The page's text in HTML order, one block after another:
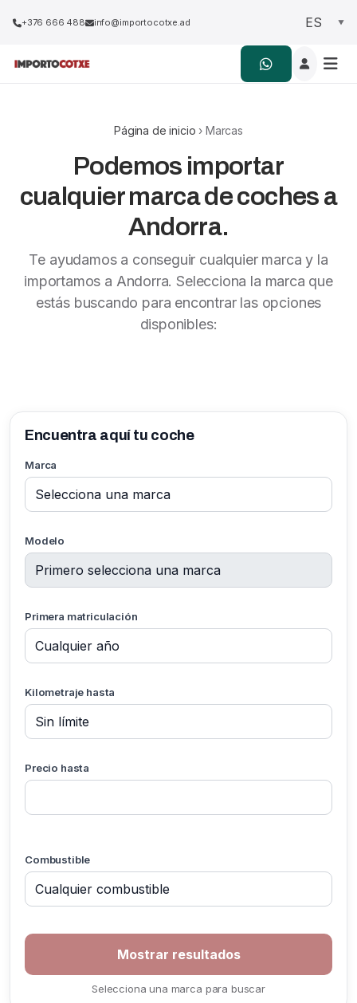
+376 666 488 info@importocotxe.ad
Página de inicio › Marcas
Podemos importar
cualquier marca de coches a
Andorra.
Te ayudamos a conseguir cualquier marca y la
importamos a Andorra. Selecciona la marca que
estás buscando para encontrar las opciones
disponibles:
Encuentra aquí tu coche
Marca
Modelo
Primera matriculación
Kilometraje hasta
Precio hasta
Combustible
human,
Selecciona una marca para buscar